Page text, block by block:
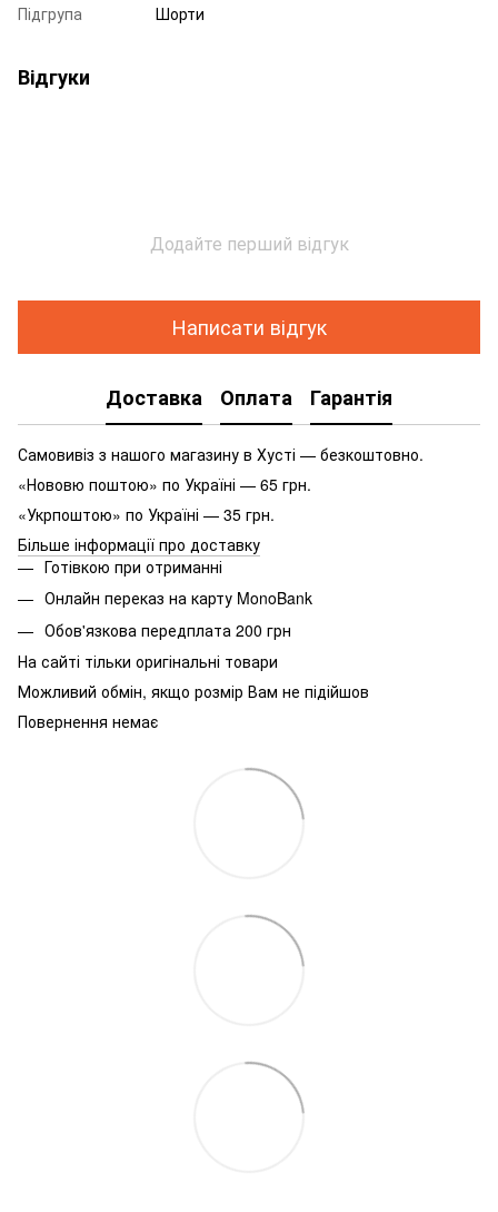
Підгрупа
Шорти
Відгуки
Додайте перший відгук
Написати відгук
Доставка Оплата Гарантія
Самовивіз з нашого магазину в Хусті — безкоштовно.
«Нововю поштою» по Україні — 65 грн.
«Укрпоштою» по Україні — 35 грн.
Більше інформації про доставку
Готівкою при отриманні
Онлайн переказ на карту MonoBank
Обов'язкова передплата 200 грн
На сайті тільки оригінальні товари
Можливий обмін, якщо розмір Вам не підійшов
Повернення немає